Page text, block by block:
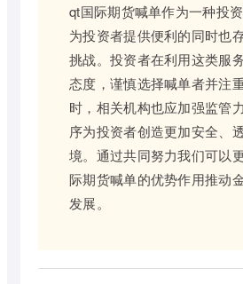
qt国际期货喊单作为一种投
为投资者提供便利的同时也
挑战。投资者在利用这类服
态度，谨慎选择喊单者并注
时，相关机构也应加强监管
序为投资者创造更加安全、
境。通过共同努力我们可以
际期货喊单的优势作用推动
发展。